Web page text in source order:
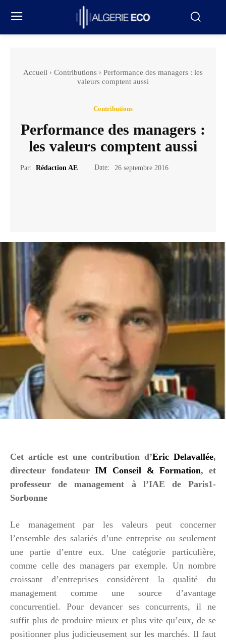
Accueil Contributions
Performance des managers : les
valeurs comptent aussi
Contributions
Performance des managers :
les valeurs comptent aussi
Par: Rédaction AE Date: 26 septembre 2016
Cet article est une contribution d’Eric Delavallée,
directeur fondateurIM Conseil & Formation, et
professeur de management à l’IAE de Paris1-
Sorbonne
Le management par les valeurs peut concerner
l’ensemble des salariés d’une entreprise ou seulement
une partie d’entre eux. Une catégorie particulière,
comme celle des managers par exemple. Un nombre
croissant d’entreprises considèrent la qualité du
management comme une source d’avantage
concurrentiel. Pour devancer ses concurrents, il ne
suffit plus de produire mieux et plus vite qu’eux, de se
positionner plus judicieusement sur les marchés. Il faut